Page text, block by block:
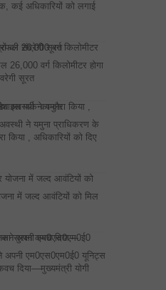
कई अधिकारियों को लगाई
वर्ग किलोमीटर होगा
सूरत
ने यमुना प्राधिकरण के
किया , अधिकारियों को दिए
में जल्द आवंटियों को मिल
अपनी एम0एस0एम0ई0 यूनिट्स
दिया—मुख्यमंत्री योगी